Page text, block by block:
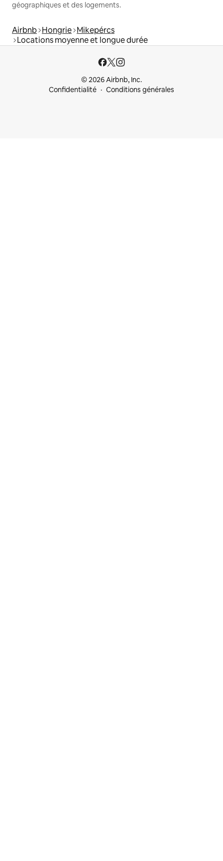
géographiques et des logements.
Airbnb Hongrie Mikepércs
Locations moyenne et longue durée
© 2026 Airbnb, Inc.
Confidentialité
Conditions générales